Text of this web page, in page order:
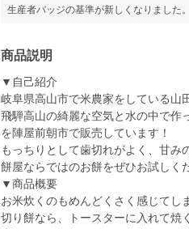
生産者バッジの基準が新しくなりました。
商品説明
▼自己紹介
岐阜県高山市で米農家をしている山
飛騨高山の綺麗な空気と水の中で作
を陣屋前朝市で販売しています！
もっちりとして歯切れがよく、甘み
餅屋ならではのお餅をぜひお試しく
▼商品概要
お米炊くのもめんどくさく感じてし
切り餅なら、トースターに入れて焼